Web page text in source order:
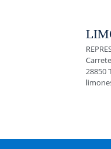
28850